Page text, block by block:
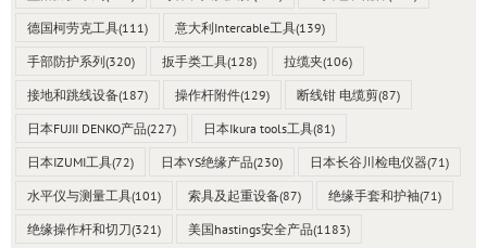
德国柯劳克工具(111) 意大利Intercable工具(139)
手部防护系列(320) 扳手类工具(128) 拉缆夹(106)
接地和跳线设备(187) 操作杆附件(129) 断线钳 电缆剪(87)
日本FUJII DENKO产品(227) 日本Ikura tools工具(81)
日本IZUMI工具(72) 日本YS绝缘产品(230) 日本长谷川检电仪器(71)
水平仪与测量工具(101) 索具及起重设备(87) 绝缘手套和护袖(71)
绝缘操作杆和切刀(321) 美国hastings安全产品(1183)